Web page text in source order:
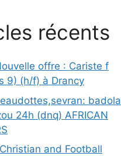
récents
offre : Cariste f
9) (h/f) à Drancy
badola
24h (dnq) AFRICAN
and Football